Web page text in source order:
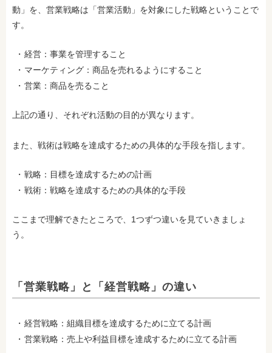
動」を、営業戦略は「営業活動」を対象にした戦略ということで
す。
経営：事業を管理すること
マーケティング：商品を売れるようにすること
営業：商品を売ること
上記の通り、それぞれ活動の目的が異なります。
また、戦術は戦略を達成するための具体的な手段を指します。
戦略：目標を達成するための計画
戦術：戦略を達成するための具体的な手段
ここまで理解できたところで、1つずつ違いを見ていきましょ
う。
「営業戦略」と「経営戦略」の違い
経営戦略：組織目標を達成するために立てる計画
営業戦略：売上や利益目標を達成するために立てる計画